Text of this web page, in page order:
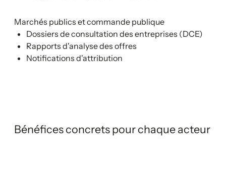
Marchés publics et commande publique
Dossiers de consultation des entreprises (DCE)
Rapports d'analyse des offres
Notifications d'attribution
Bénéfices concrets pour chaque acteur